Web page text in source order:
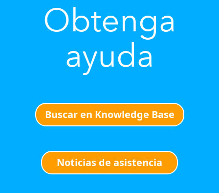
Obtenga
ayuda
Buscar en Knowledge Base
Noticias de asistencia